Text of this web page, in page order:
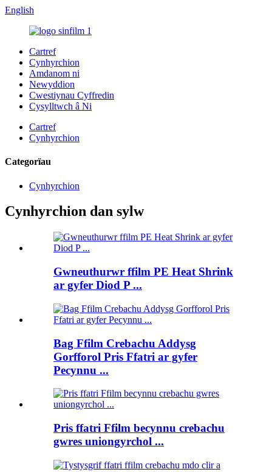
English
Cartref
Cynhyrchion
Amdanom ni
Newyddion
Cwestiynau Cyffredin
Cysylltwch â Ni
Cartref
Cynhyrchion
Categorïau
Cynhyrchion
Cynhyrchion dan sylw
Gwneuthurwr ffilm PE Heat Shrink
ar gyfer Diod P ...
Bag Ffilm Crebachu Addysg
Gorfforol Pris Ffatri ar gyfer
Pecynnu ...
Pris ffatri Ffilm becynnu crebachu
gwres uniongyrchol ...